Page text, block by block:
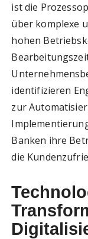
ist die
über komplexe
hohen
identifizieren
zur
Banken ihre
die